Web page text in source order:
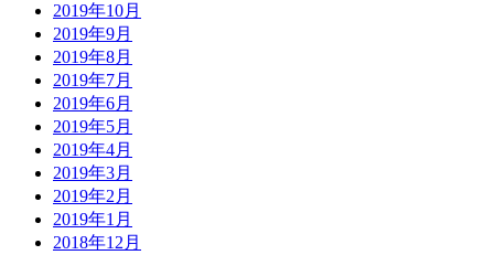
2019年10月
2019年9月
2019年8月
2019年7月
2019年6月
2019年5月
2019年4月
2019年3月
2019年2月
2019年1月
2018年12月